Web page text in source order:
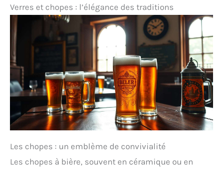
Verres et chopes : l’élégance des traditions
Les chopes : un emblème de convivialité
Les chopes à bière, souvent en céramique ou en